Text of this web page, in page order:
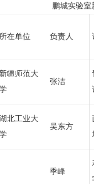
鹏城实验
所在单位 负责人
新疆师范大
张洁
北工业大
吴东方
季峰